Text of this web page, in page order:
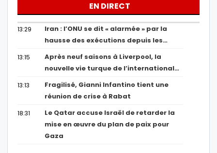
EN DIRECT
13:29
Iran : l’ONU se dit « alarmée » par la
hausse des exécutions depuis les…
13:15
Après neuf saisons à Liverpool, la
nouvelle vie turque de l’international…
13:13
Fragilisé, Gianni Infantino tient une
réunion de crise à Rabat
18:31
Le Qatar accuse Israël de retarder la
mise en œuvre du plan de paix pour
Gaza